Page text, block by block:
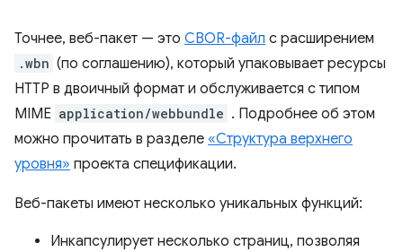
Точнее, веб-пакет — это CBOR-файл с расширением
.wbn (по соглашению), который упаковывает ресурсы
HTTP в двоичный формат и обслуживается с типом
MIME application/webbundle . Подробнее об этом
можно прочитать в разделе «Структура верхнего
уровня» проекта спецификации.
Веб-пакеты имеют несколько уникальных функций:
Инкапсулирует несколько страниц, позволяя